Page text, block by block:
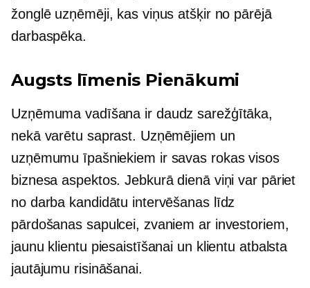
žonglē uzņēmēji, kas viņus atšķir no pārējā
darbaspēka.
Augsts līmenis Pienākumi
Uzņēmuma vadīšana ir daudz sarežģītāka,
nekā varētu saprast. Uzņēmējiem un
uzņēmumu īpašniekiem ir savas rokas visos
biznesa aspektos. Jebkurā dienā viņi var pāriet
no darba kandidātu intervēšanas līdz
pārdošanas sapulcei, zvaniem ar investoriem,
jaunu klientu piesaistīšanai un klientu atbalsta
jautājumu risināšanai.